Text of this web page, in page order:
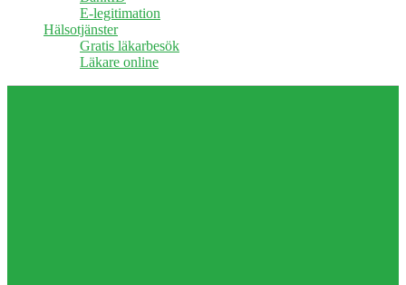
E-legitimation
Hälsotjänster
Gratis läkarbesök
Läkare online